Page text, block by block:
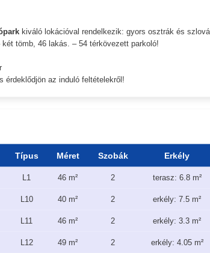
kiváló lokációval rendelkezik: gyors osztrák és
tömb, 46 lakás. – 54 térkövezett parkoló!
érdeklődjön az induló feltételekről!
Típus Méret Szobák Erkély
L1 46 m² 2 terasz: 6.8 m²
L10 40 m² 2 erkély: 7.5 m²
L11 46 m² 2 erkély: 3.3 m²
L12 49 m² 2 erkély: 4.05 m²